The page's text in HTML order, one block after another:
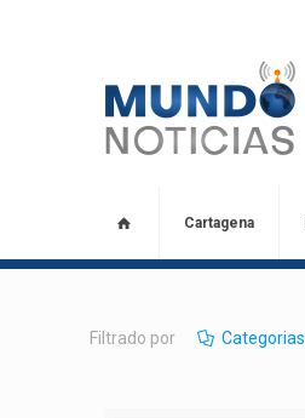
Cartagena
Filtrado por Categorias